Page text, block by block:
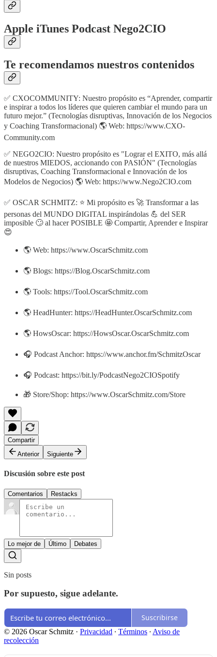
Apple iTunes Podcast Nego2CIO
Te recomendamos nuestros contenidos
✅ CXOCOMMUNITY: Nuestro propósito es “Aprender, compartir
e inspirar a todos los líderes que quieren cambiar el mundo para un
futuro mejor.” (Tecnologías disruptivas, Innovación de los Negocios
y Coaching Transformacional) 🌎 Web: https://www.CXO-
Community.com
✅ NEGO2CIO: Nuestro propósito es "Lograr el EXITO, más allá
de nuestros MIEDOS, accionando con PASIÓN" (Tecnologías
disruptivas, Coaching Transformacional e Innovación de los
Modelos de Negocios) 🌎 Web: https://www.Nego2CIO.com
✅ OSCAR SCHMITZ: ⭐ Mi propósito es 🚀 Transformar a las
personas del MUNDO DIGITAL inspirándolas 💪 del SER
imposible 🙄 al hacer POSIBLE 🤩 Compartir, Aprender e Inspirar
😍
🌎 Web: https://www.OscarSchmitz.com
🌎 Blogs: https://Blog.OscarSchmitz.com
🌎 Tools: https://Tool.OscarSchmitz.com
🌎 HeadHunter: https://HeadHunter.OscarSchmitz.com
🌎 HowsOscar: https://HowsOscar.OscarSchmitz.com
🎧 Podcast Anchor: https://www.anchor.fm/SchmitzOscar
🎧 Podcast: https://bit.ly/PodcastNego2CIOSpotify
🎁 Store/Shop: https://www.OscarSchmitz.com/Store
Compartir
Anterior
Siguiente
Discusión sobre este post
Comentarios Restacks
Lo mejor de Último Debates
Sin posts
Por supuesto, sigue adelante.
Suscribirse
© 2026 Oscar Schmitz · Privacidad ∙ Términos ∙ Aviso de
recolección